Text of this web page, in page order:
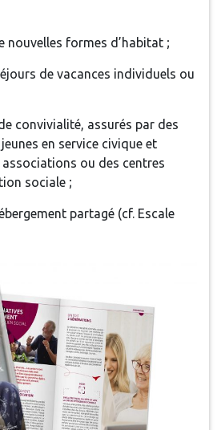
nouvelles formes d’habitat ;
de vacances individuels ou
convivialité, assurés par des
en service civique et
ou des centres
sociale ;
partagé (cf. Escale